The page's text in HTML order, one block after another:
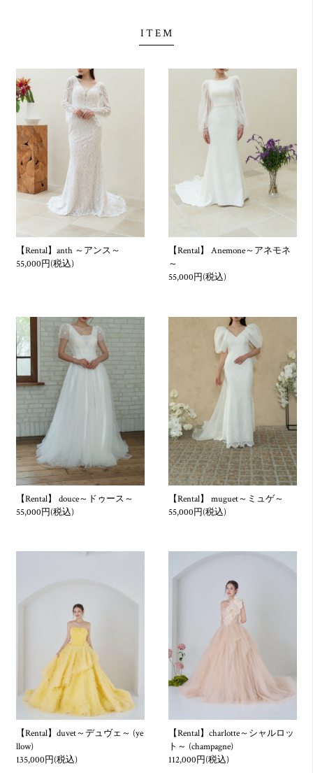
レンタル商品とは、本ウェブサイト上に掲示するウェディン
グ、タキシード衣裳等をいいます。
第3条 お申込み時のご注意
1. レンタル期間はご利用日の前々日からご利用日の翌日までの
3泊4日となります。ご利用後は翌日中に必ずご返却手続きを行
ってください。なお、レンタル期間の延長などにつきましては
別途延滞料金などをお支払いいただきます。
※長期レンタルをご希望の場合は、ご予約の際にご相談くださ
い。
2. お申込み方法その他の手順につきましては、本ウェブサイト
のドレス決済をご確認いただく、もしくは公式DMにてご案内
いたします。
3. レンタル商品等のご返却の際にお客様の私物が同梱されてい
た場合は、当社よりお客様に連絡を差し上げます。お客様宛に
また、当社で私物と認識した物品は、返却日から起算し１ヶ月
間当社にて保管いたしますが、期間が経過しましたら処分させ
ていただきます。
但し、お客様の私物の毀損等については一切責任を負いかねま
す。
4. お客様は、自己の財産に対するのと同一の注意をもって、レ
ンタル商品を取り扱い、本条（1）に定めた貸出し期間内に当
社へ返却する義務を負います。
また、レンタル商品の減失・汚損・毀損・返却遅延によって、
次に予約されている他のお客様に損害を与えた場合は、別途実
費をご請求いたします。
5. お客様は、レンタル商品を他の者に転貸又は使用させること
みをお断りさせていただきます。また、既にご契約をいただい
ているお客様についても以下の事実ないし行為が認められた場
合には当社はご契約の解除やお申し出等をお断りさせていただ
くことができます。
1. お客様が、暴⼒団、暴⼒団員、暴⼒団員でなくなった時から
5年を経過しない者、暴⼒団準構成員、暴⼒団関係企業、総会
屋等、社会運動等標ぼうゴロ、特殊知能暴⼒集団、その他これ
らに準ずる反社会的勢力であると判明したとき、若しくは反社
会的勢力との関係を有していると判明したとき。
2. お客様が当社及び従業員に対し、暴力、脅迫、恐喝、威圧的
な不当要求等を行い、あるいは、合理的範囲を超える負担を要
求したとき、又は、かつて行われた同様の行為。
ITEM
【Rental】anth ～アンス～
55,000円(税込)
【Rental】 Anemone～アネモネ
～
55,000円(税込)
【Rental】 douce～ドゥース～
55,000円(税込)
【Rental】 muguet～ミュゲ～
55,000円(税込)
【Rental】duvet～デュヴェ～ (ye
llow)
135,000円(税込)
【Rental】charlotte～シャルロッ
ト～ (champagne)
112,000円(税込)